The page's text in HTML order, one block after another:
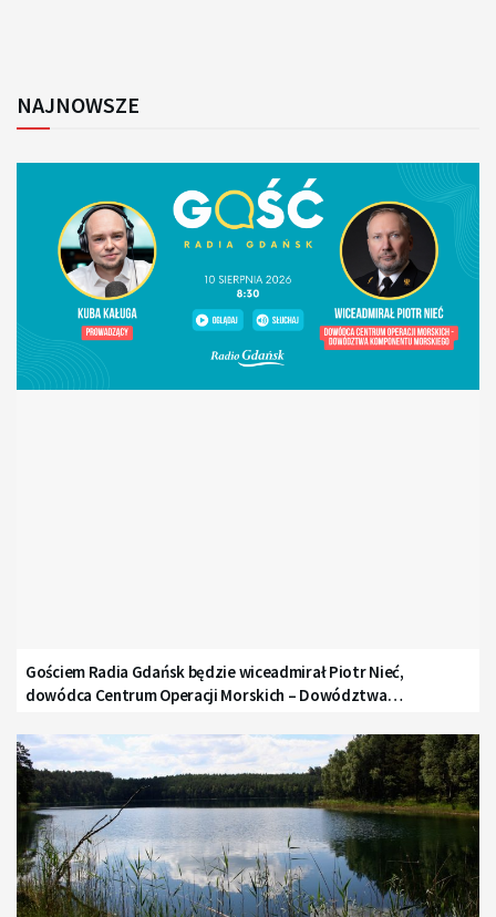
NAJNOWSZE
Gościem Radia Gdańsk będzie wiceadmirał Piotr Nieć,
dowódca Centrum Operacji Morskich – Dowództwa